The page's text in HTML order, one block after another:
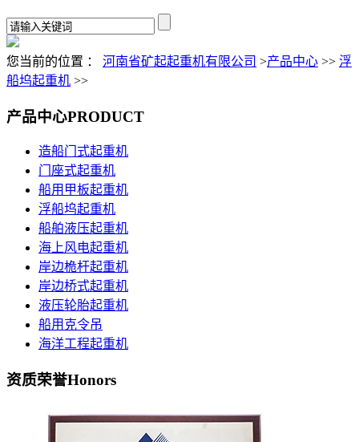
您当前的位置 ： 河南省矿起起重机有限公司 >产品中心 >> 浮
船坞起重机 >>
产品中心PRODUCT
造船门式起重机
门座式起重机
船用甲板起重机
浮船坞起重机
船舶液压起重机
海上风电起重机
岸边桅杆起重机
岸边桥式起重机
液压轮胎起重机
船用克令吊
海洋工程起重机
资质荣誉Honors